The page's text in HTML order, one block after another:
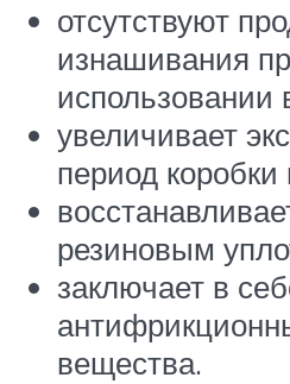
отсутствуют
изнашивания
использовании
увеличивает
период коробки
резиновым
заключает в
вещества.